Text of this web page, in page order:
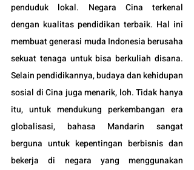
penduduk lokal. Negara Cina terkenal
dengan kualitas pendidikan terbaik. Hal ini
membuat generasi muda Indonesia berusaha
sekuat tenaga untuk bisa berkuliah disana.
Selain pendidikannya, budaya dan kehidupan
sosial di Cina juga menarik, loh. Tidak hanya
itu, untuk mendukung perkembangan era
globalisasi, bahasa Mandarin sangat
berguna untuk kepentingan berbisnis dan
bekerja di negara yang menggunakan